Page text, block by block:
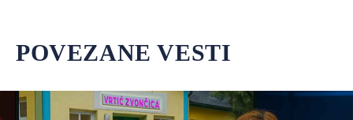
POVEZANE VESTI